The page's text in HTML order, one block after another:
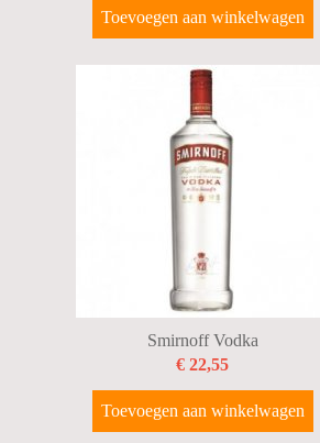
Toevoegen aan winkelwagen
Smirnoff Vodka
€ 22,55
Toevoegen aan winkelwagen